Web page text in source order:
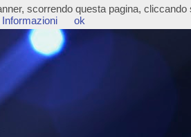
scorrendo questa pagina,
ok